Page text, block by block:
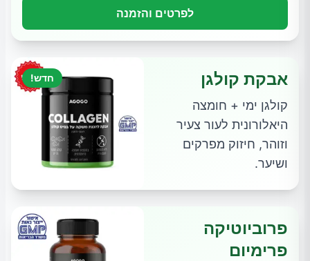
לפרטים והזמנה
חדש! אבקת קולגן
קולגן ימי + חומצה
היאלורונית לעור צעיר
וזוהר, חיזוק מפרקים
ושיער.
פרוביוטיקה
פרימיום